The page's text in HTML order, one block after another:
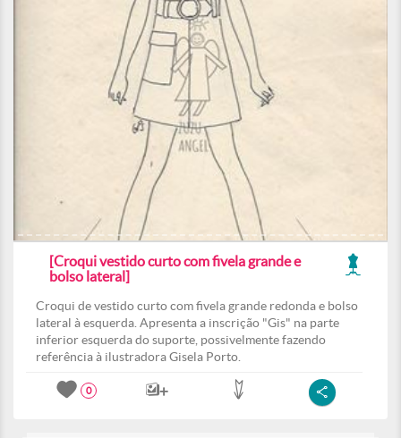
[Croqui vestido curto com fivela grande e
bolso lateral]
Croqui de vestido curto com fivela grande redonda e bolso
lateral à esquerda. Apresenta a inscrição "Gis" na parte
inferior esquerda do suporte, possivelmente fazendo
referência à ilustradora Gisela Porto.
0